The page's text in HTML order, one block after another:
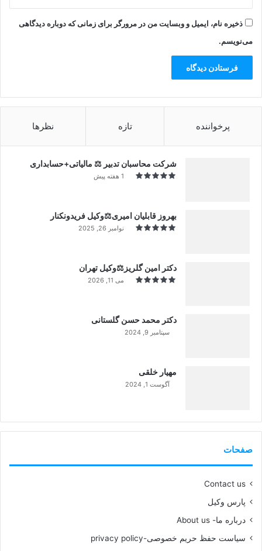
ذخیره نام، ایمیل و وبسایت من در مرورگر برای زمانی که دوباره دیدگاهی
می‌نویسم.
پرخواننده تازه نظرها
شرکت محاسبان تدبیر ⚖️ مالیاتی+حسابداری
1 هفته پیش
بهروز قابلیان امیری⚖️وکیل فریدونکنار
نوامبر 26, 2025
دکتر امین گلریز⚖️وکیل تهران
می 11, 2026
دکتر محمد حسن گلستانی
سپتامبر 9, 2024
مهیار خلقی
آگوست 1, 2024
صفحات
Contact us
پارس وکیل
درباره ما- About us
سیاست حفظ حریم خصوصی-privacy policy